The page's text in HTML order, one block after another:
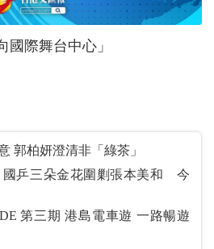
國際舞台中心」
獲馬國明讚疊字得意 郭柏妍澄清非「綠茶」
國乒三朵金花圍剿張本美和 今
第三期 港島電車遊 一路暢遊